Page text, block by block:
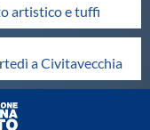
artistico e tuffi
a Civitavecchia